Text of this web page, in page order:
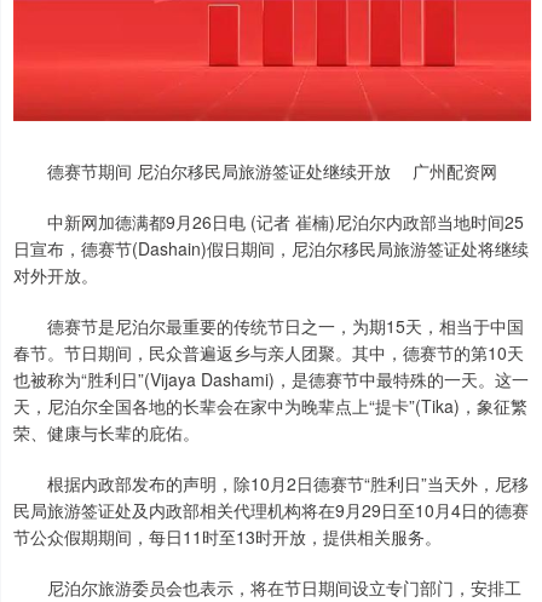
德赛节期间 尼泊尔移民局旅游签证处继续开放 广州配资网
中新网加德满都9月26日电 (记者 崔楠)尼泊尔内政部当地时间25
日宣布，德赛节(Dashain)假日期间，尼泊尔移民局旅游签证处将继续
对外开放。
德赛节是尼泊尔最重要的传统节日之一，为期15天，相当于中国
春节。节日期间，民众普遍返乡与亲人团聚。其中，德赛节的第10天
也被称为“胜利日”(Vijaya Dashami)，是德赛节中最特殊的一天。这一
天，尼泊尔全国各地的长辈会在家中为晚辈点上“提卡”(Tika)，象征繁
荣、健康与长辈的庇佑。
根据内政部发布的声明，除10月2日德赛节“胜利日”当天外，尼移
民局旅游签证处及内政部相关代理机构将在9月29日至10月4日的德赛
节公众假期期间，每日11时至13时开放，提供相关服务。
尼泊尔旅游委员会也表示，将在节日期间设立专门部门，安排工